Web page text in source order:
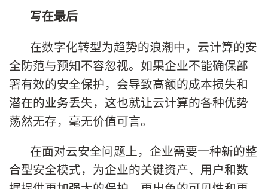
写在最后
在数字化转型为趋势的浪潮中，云计算的安
全防范与预知不容忽视。如果企业不能确保部
署有效的安全保护，会导致高额的成本损失和
潜在的业务丢失，这也就让云计算的各种优势
荡然无存，毫无价值可言。
在面对云安全问题上，企业需要一种新的整
合型安全模式，为企业的关键资产、用户和数